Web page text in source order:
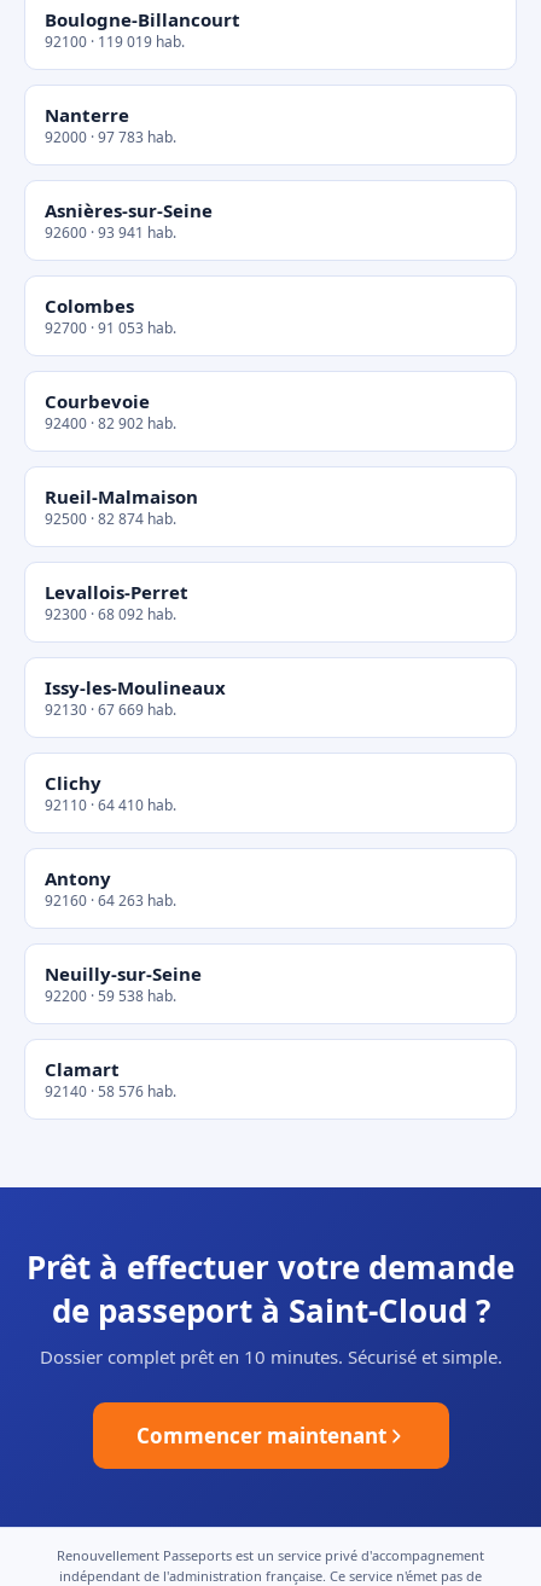
Boulogne-Billancourt
92100 · 119 019 hab.
Nanterre
92000 · 97 783 hab.
Asnières-sur-Seine
92600 · 93 941 hab.
Colombes
92700 · 91 053 hab.
Courbevoie
92400 · 82 902 hab.
Rueil-Malmaison
92500 · 82 874 hab.
Levallois-Perret
92300 · 68 092 hab.
Issy-les-Moulineaux
92130 · 67 669 hab.
Clichy
92110 · 64 410 hab.
Antony
92160 · 64 263 hab.
Neuilly-sur-Seine
92200 · 59 538 hab.
Clamart
92140 · 58 576 hab.
Prêt à effectuer votre demande
de passeport à Saint-Cloud ?
Dossier complet prêt en 10 minutes. Sécurisé et simple.
Commencer maintenant
Renouvellement Passeports est un service privé d'accompagnement
indépendant de l'administration française. Ce service n'émet pas de